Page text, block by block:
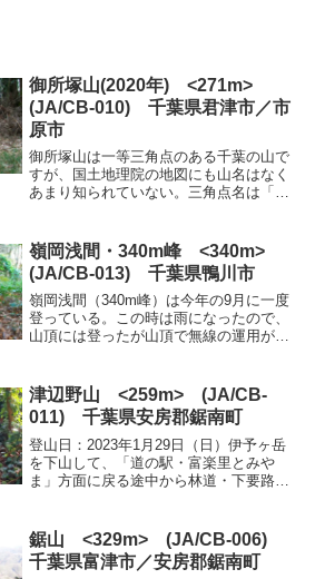
御所塚山(2020年) <271m>
(JA/CB-010) 千葉県君津市／市
原市
御所塚山は一等三角点のある千葉の山で
すが、国土地理院の地図にも山名はなく
あまり知られていない。三角点名は「大
くらいしか訪れる人はいないだろう。ハ
イキングコースの一部...
嶺岡浅間・340m峰 <340m>
(JA/CB-013) 千葉県鴨川市
嶺岡浅間（340m峰）は今年の9月に一度
登っている。この時は雨になったので、
山頂には登ったが山頂で無線の運用がで
く急勾配なので今回は嶺岡中央林道を利
用することにした。4...
津辺野山 <259m> (JA/CB-
011) 千葉県安房郡鋸南町
登山日：2023年1月29日（日）伊予ヶ岳
を下山して、「道の駅・富楽里とみや
ま」方面に戻る途中から林道・下要路線
進むと広い路肩が数カ所あるので、比較
的に登山口に近そうな...
鋸山 <329m> (JA/CB-006)
千葉県富津市／安房郡鋸南町